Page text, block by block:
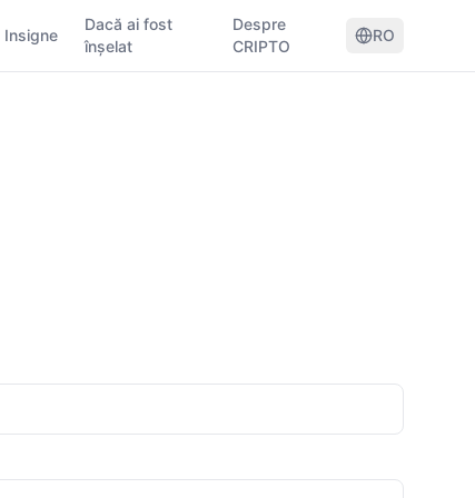
Insigne
Dacă ai fost
înșelat
Despre
CRIPTO
RO